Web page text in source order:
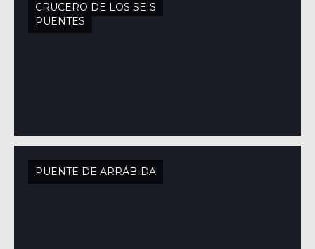
CRUCERO DE LOS SEIS
PUENTES
PUENTE DE ARRÁBIDA